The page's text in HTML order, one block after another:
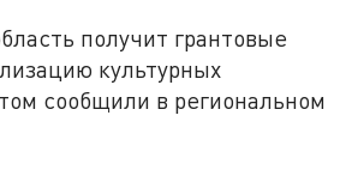
получит грантовые
культурных
сообщили в региональном